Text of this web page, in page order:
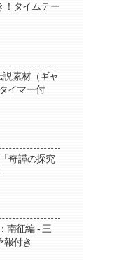
！タイムテー
説素材（ギャ
イマー付
奇譚の探究
南征編 - 三
報付き